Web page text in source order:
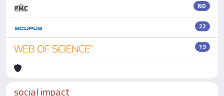
ND
22
19
social impact